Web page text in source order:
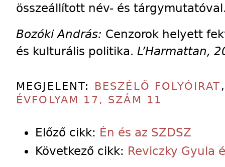
összeállított név- és
Bozóki András: Cenzorok helyett
és kulturális politika. L’Harmattan,
MEGJELENT: BESZÉLŐ FOLYÓIRAT
ÉVFOLYAM 17, SZÁM 11
Előző cikk: Én és az SZDSZ
Következő cikk: Reviczky Gyula